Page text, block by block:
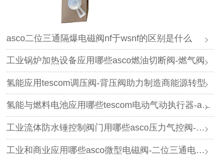
asco二位三通隔爆电磁阀nf于wsnf的区别是什么
工业锅炉加热设备应用哪些asco燃油切断阀-燃气阀
氢能应用tescom调压阀-背压阀助力制造商能源转型
氢能与燃料电池应用哪些tescom电动气动执行器-asco电磁阀
工业流体防水锤控制阀门用哪些asco压力气控阀-三通阀
工业和商业应用哪些asco微型电磁阀-二位三通电磁阀